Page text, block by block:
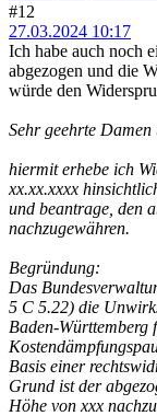
#12
27.03.2024 10:17
Ich habe auch noch
abgezogen und die
würde den
Sehr geehrte Damen
hiermit erhebe ich
xx.xx.xxxx
und beantrage, den
nachzugewähren.
Begründung:
Das
5 C 5.22) die
Baden-Württemberg
Basis einer
Grund ist der
Höhe von xxx